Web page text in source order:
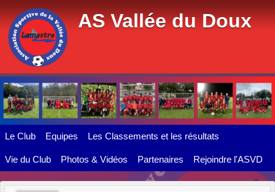
AS Vallée du Doux
Le Club Equipes Les Classements et les résultats
Vie du Club Photos & Vidéos Partenaires Rejoindre l'ASVD
Panneau de gestion des cookies